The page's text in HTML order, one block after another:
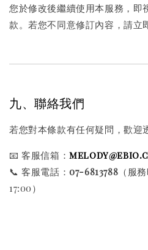
您於修改後繼續使用本服務，即
款。若您不同意修訂內容，請立
九、聯絡我們
若您對本條款有任何疑問，歡迎
📧 客服信箱：
📞 客服電話：07-6813788 （服
17:00）